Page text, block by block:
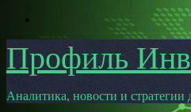
Перейти
содержимому
Профиль
Аналитика, новости и стратегии